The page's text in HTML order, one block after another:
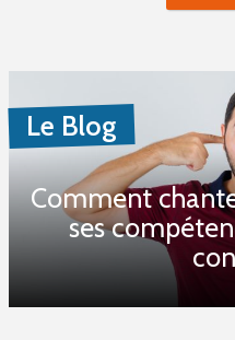
Le Blog
Comment
ses